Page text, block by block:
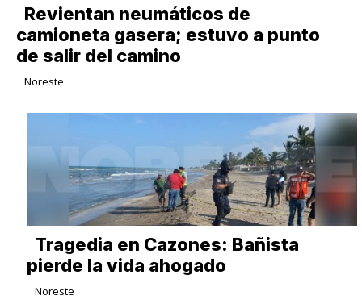
Revientan neumáticos de
camioneta gasera; estuvo a punto
de salir del camino
Noreste
Tragedia en Cazones: Bañista
pierde la vida ahogado
Noreste